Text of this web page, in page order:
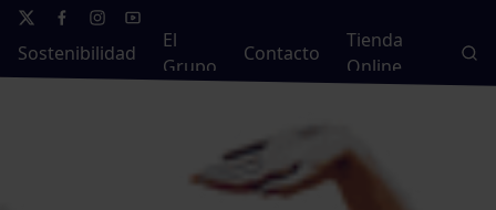
Sostenibilidad
El
Grupo
Contacto
Tienda
Online